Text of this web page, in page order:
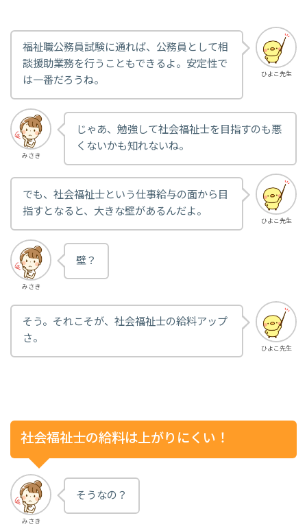
ひよこ先生
福祉職公務員試験に通れば、公務員として相
談援助業務を行うこともできるよ。安定性で
は一番だろうね。
みさき
じゃあ、勉強して社会福祉士を目指すのも悪
くないかも知れないね。
ひよこ先生
でも、社会福祉士という仕事給与の面から目
指すとなると、大きな壁があるんだよ。
みさき
壁？
ひよこ先生
そう。それこそが、社会福祉士の給料アップ
さ。
社会福祉士の給料は上がりにくい！
みさき
そうなの？